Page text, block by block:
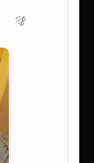
secara
kursi
bersaing
Sehingga
jasmani